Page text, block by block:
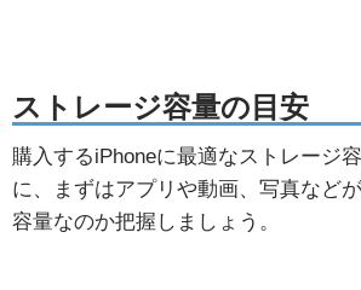
ストレージ容量の目安
購入するiPhoneに最適なストレージ
に、まずはアプリや動画、写真など
容量なのか把握しましょう。